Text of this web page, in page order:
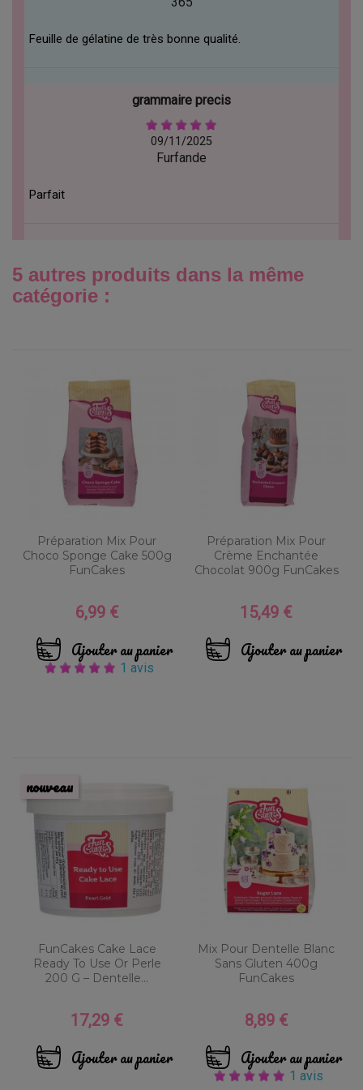
Feuille de gélatine de très bonne qualité.
grammaire precis
09/11/2025
Furfande
Parfait
5 autres produits dans la même
catégorie :
Préparation Mix Pour
Choco Sponge Cake 500g
FunCakes
Prix
6,99 €
Ajouter au panier
1 avis
Préparation Mix Pour
Crème Enchantée
Chocolat 900g FunCakes
Prix
15,49 €
Ajouter au panier
FunCakes Cake Lace
Ready To Use Or Perle
200 G – Dentelle...
Prix
17,29 €
Ajouter au panier
nouveau
Mix Pour Dentelle Blanc
Sans Gluten 400g
FunCakes
Prix
8,89 €
Ajouter au panier
1 avis